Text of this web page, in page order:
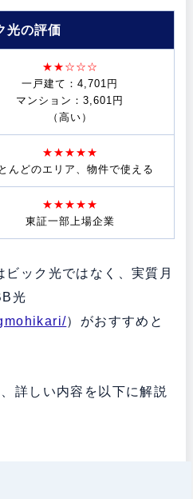
光の評価
★★☆☆☆
一戸建て：4,701円
マンション：3,601円
（高い）
★★★★★
んどのエリア、物件で使える
★★★★★
東証一部上場企業
ック光ではなく、実質月
光
）がおすすめと
詳しい内容を以下に解説